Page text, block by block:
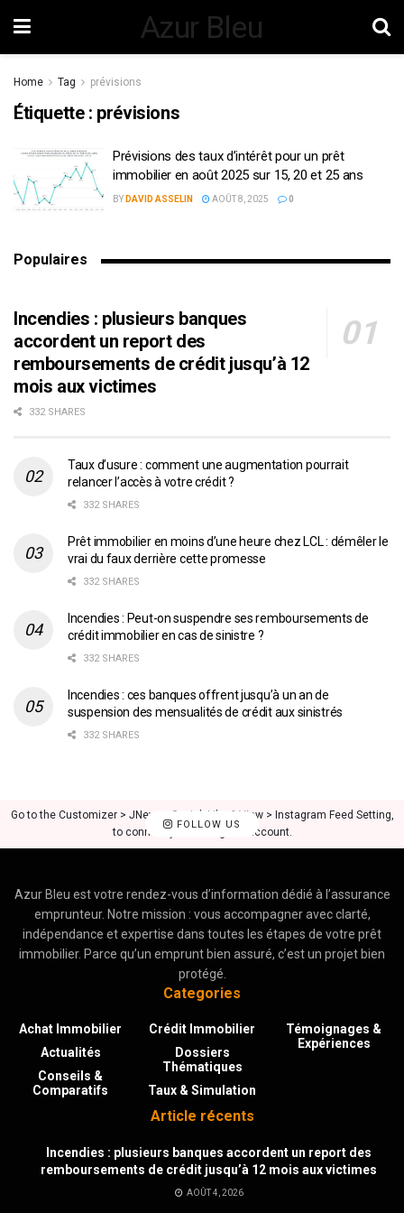
Azur Bleu
Home Tag prévisions
Étiquette : prévisions
Prévisions des taux d’intérêt pour un prêt
immobilier en août 2025 sur 15, 20 et 25 ans
BY DAVID ASSELIN AOÛT 8, 2025 0
Populaires
Incendies : plusieurs banques
accordent un report des
remboursements de crédit jusqu’à 12
mois aux victimes
332 SHARES
Taux d’usure : comment une augmentation pourrait
relancer l’accès à votre crédit ?
332 SHARES
Prêt immobilier en moins d’une heure chez LCL : démêler le
vrai du faux derrière cette promesse
332 SHARES
Incendies : Peut-on suspendre ses remboursements de
crédit immobilier en cas de sinistre ?
332 SHARES
Incendies : ces banques offrent jusqu’à un an de
suspension des mensualités de crédit aux sinistrés
332 SHARES
FOLLOW US
Go to the Customizer > JNews : Social, Like & View > Instagram Feed Setting,
to connect your Instagram account.
Azur Bleu est votre rendez-vous d’information dédié à l’assurance
emprunteur. Notre mission : vous accompagner avec clarté,
indépendance et expertise dans toutes les étapes de votre prêt
immobilier. Parce qu’un emprunt bien assuré, c’est un projet bien
protégé.
Categories
Achat Immobilier
Actualités
Conseils &
Comparatifs
Crédit Immobilier
Dossiers
Thématiques
Taux & Simulation
Témoignages &
Expériences
Article récents
Incendies : plusieurs banques accordent un report des
remboursements de crédit jusqu’à 12 mois aux victimes
AOÛT 4, 2026